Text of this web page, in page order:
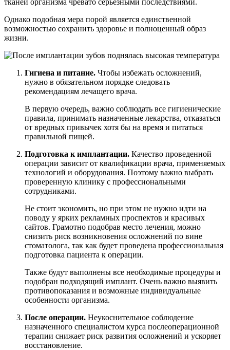
Однако подобная мера порой является единственной
возможностью сохранить здоровье и полноценный образ
жизни.
Гигиена и питание. Чтобы избежать осложнений,
нужно в обязательном порядке следовать
рекомендациям лечащего врача.
В первую очередь, важно соблюдать все гигиенические
правила, принимать назначенные лекарства, отказаться
от вредных привычек хотя бы на время и питаться
правильной пищей.
Подготовка к имплантации. Качество проведенной
операции зависит от квалификации врача, применяемых
технологий и оборудования. Поэтому важно выбрать
проверенную клинику с профессиональными
сотрудниками.
Не стоит экономить, но при этом не нужно идти на
поводу у ярких рекламных проспектов и красивых
сайтов. Грамотно подобрав место лечения, можно
снизить риск возникновения осложнений по вине
стоматолога, так как будет проведена профессиональная
подготовка пациента к операции.
Также будут выполнены все необходимые процедуры и
подобран подходящий имплант. Очень важно выявить
противопоказания и возможные индивидуальные
особенности организма.
После операции. Неукоснительное соблюдение
назначенного специалистом курса послеоперационной
терапии снижает риск развития осложнений и ускоряет
восстановление.